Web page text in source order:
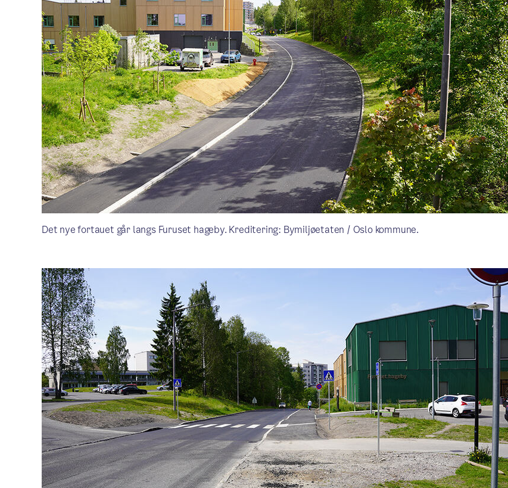
Det nye fortauet går langs Furuset hageby. Kreditering: Bymiljøetaten / Oslo kommune.